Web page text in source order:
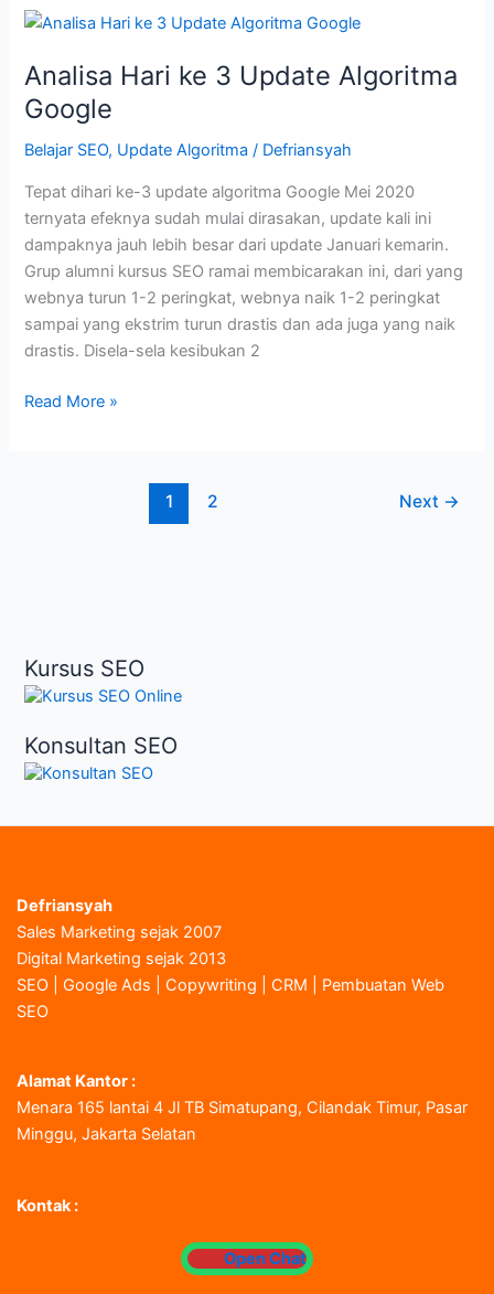
Efektif
Update
Algoritma
Google
Analisa Hari ke 3 Update Algoritma
Google
Belajar SEO, Update Algoritma / Defriansyah
Tepat dihari ke-3 update algoritma Google Mei 2020
ternyata efeknya sudah mulai dirasakan, update kali ini
dampaknya jauh lebih besar dari update Januari kemarin.
Grup alumni kursus SEO ramai membicarakan ini, dari yang
webnya turun 1-2 peringkat, webnya naik 1-2 peringkat
sampai yang ekstrim turun drastis dan ada juga yang naik
drastis. Disela-sela kesibukan 2
Analisa
Read More »
1 2 Next →
Kursus SEO
Konsultan SEO
Defriansyah
Sales Marketing sejak 2007
Digital Marketing sejak 2013
SEO | Google Ads | Copywriting | CRM | Pembuatan Web
SEO
Alamat Kantor :
Menara 165 lantai 4 Jl TB Simatupang, Cilandak Timur, Pasar
Minggu, Jakarta Selatan
Kontak :
Open Chat